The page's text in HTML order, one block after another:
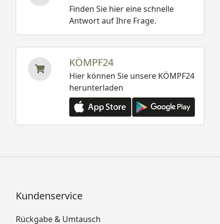
Finden Sie hier eine schnelle
Antwort auf Ihre Frage.
KÖMPF24
Hier können Sie unsere KÖMPF24
herunterladen
Kundenservice
Rückgabe & Umtausch